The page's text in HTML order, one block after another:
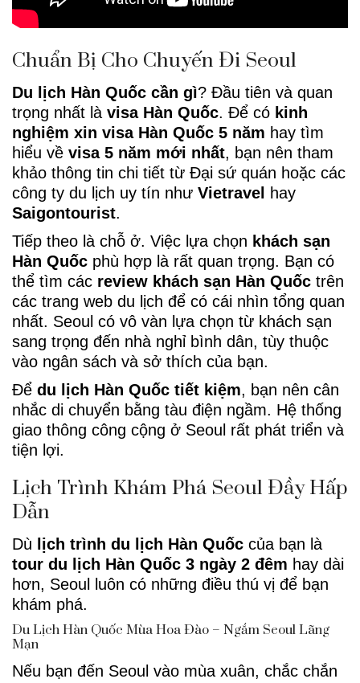
Chuẩn Bị Cho Chuyến Đi Seoul
Du lịch Hàn Quốc cần gì? Đầu tiên và quan
trọng nhất là visa Hàn Quốc. Để có kinh
nghiệm xin visa Hàn Quốc 5 năm hay tìm
hiểu về visa 5 năm mới nhất, bạn nên tham
khảo thông tin chi tiết từ Đại sứ quán hoặc các
công ty du lịch uy tín như Vietravel
hay
Saigontourist.
Tiếp theo là chỗ ở. Việc lựa chọn khách sạn
Hàn Quốc phù hợp là rất quan trọng. Bạn có
thể tìm các review khách sạn Hàn Quốc trên
các trang web du lịch để có cái nhìn tổng quan
nhất. Seoul có vô vàn lựa chọn từ khách sạn
sang trọng đến nhà nghỉ bình dân, tùy thuộc
vào ngân sách và sở thích của bạn.
Để du lịch Hàn Quốc tiết kiệm, bạn nên cân
nhắc di chuyển bằng tàu điện ngầm. Hệ thống
giao thông công cộng ở Seoul rất phát triển và
tiện lợi.
Lịch Trình Khám Phá Seoul Đầy Hấp
Dẫn
Dù lịch trình du lịch Hàn Quốc của bạn là
tour du lịch Hàn Quốc 3 ngày 2 đêm hay dài
hơn, Seoul luôn có những điều thú vị để bạn
khám phá.
Du Lịch Hàn Quốc Mùa Hoa Đào – Ngắm Seoul Lãng
Mạn
Nếu bạn đến Seoul vào mùa xuân, chắc chắn